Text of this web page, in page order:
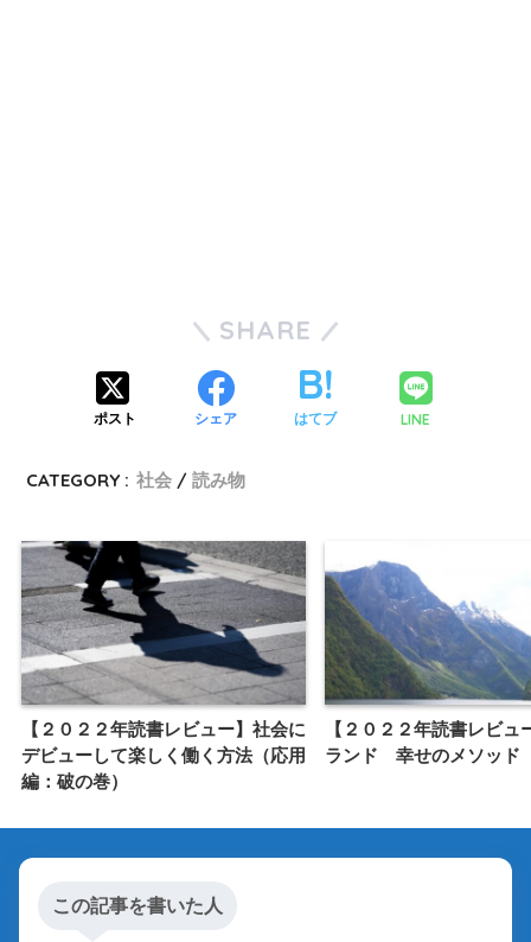
SHARE
ポスト シェア はてブ LINE
CATEGORY : 社会 読み物
【２０２２年読書レビュー】社会に
デビューして楽しく働く方法（応用
編：破の巻）
【２０２２年読書レビュ
ランド 幸せのメソッド
この記事を書いた人